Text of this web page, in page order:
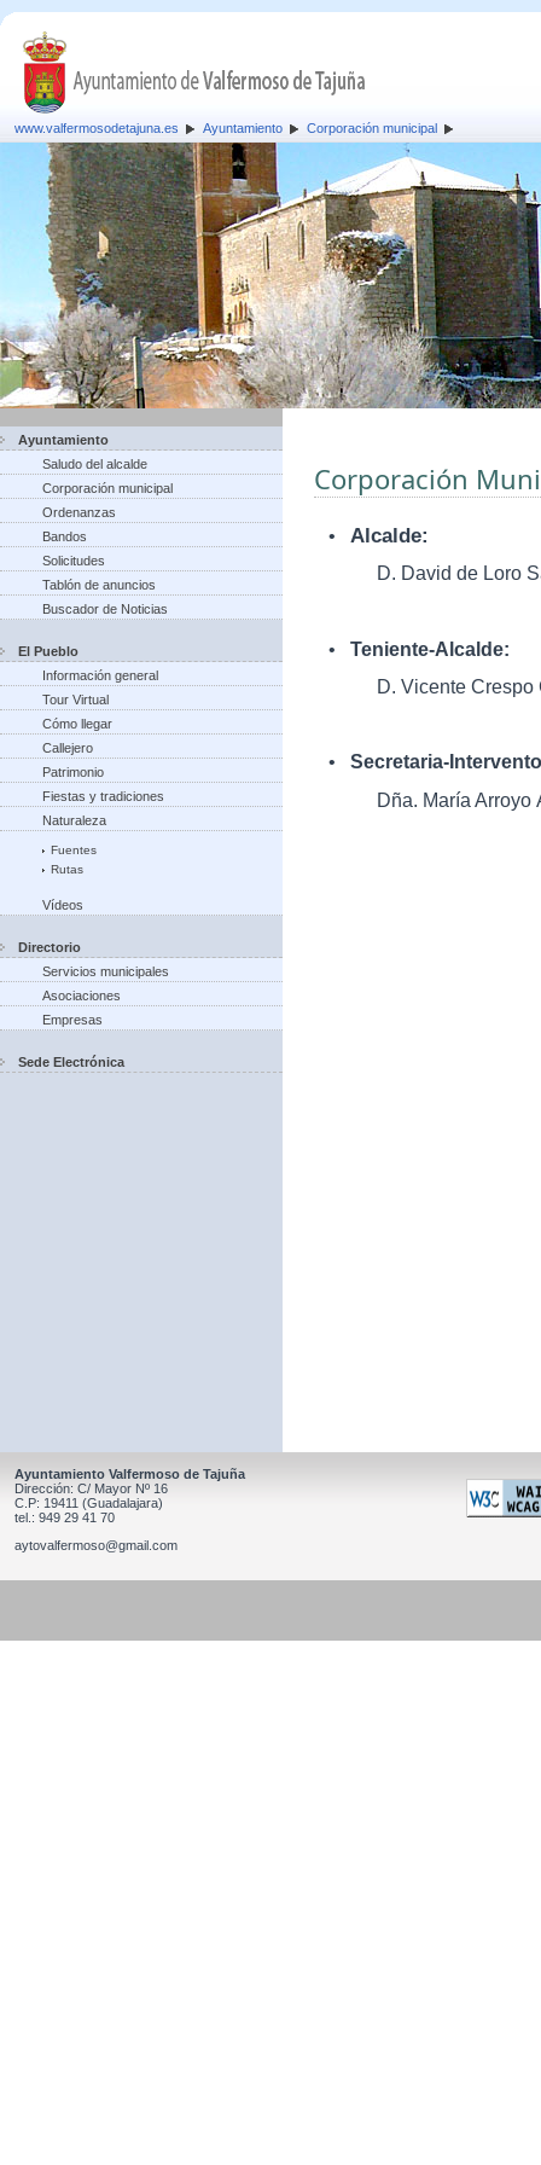
www.valfermosodetajuna.es Ayuntamiento Corporación municipal
Ayuntamiento
Saludo del alcalde
Corporación municipal
Ordenanzas
Bandos
Solicitudes
Tablón de anuncios
Buscador de Noticias
El Pueblo
Información general
Tour Virtual
Cómo llegar
Callejero
Patrimonio
Fiestas y tradiciones
Naturaleza
Fuentes
Rutas
Vídeos
Directorio
Servicios municipales
Asociaciones
Empresas
Sede Electrónica
Corporación
• Alcalde:
D. David de Loro
• Teniente-Alcalde:
D. Vicente Crespo
• Secretaria-
Dña. María Arroyo
Ayuntamiento Valfermoso de Tajuña
Dirección: C/ Mayor Nº 16
C.P: 19411 (Guadalajara)
tel.: 949 29 41 70
aytovalfermoso@gmail.com